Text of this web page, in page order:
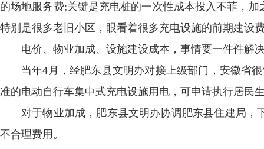
的场地服务费;关键是充电桩的一次性成本投入不菲，
特别是很多老旧小区，眼看着很多充电设施的前期建设
电价、物业加成、设施建设成本，事情要一件件解
当年4月，经肥东县文明办对接上级部门，安徽省
准的电动自行车集中式充电设施用电，可申请执行居民
对于物业加成，肥东县文明办协调肥东县住建局
不合理费用。